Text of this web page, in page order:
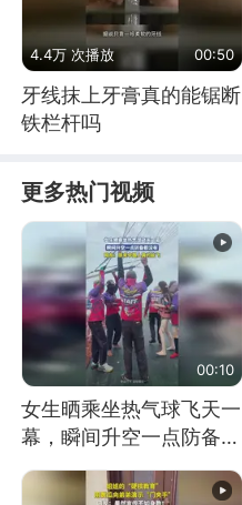
4.4万 次播放 00:50
牙线抹上牙膏真的能锯断
铁栏杆吗
更多热门视频
00:10
女生晒乘坐热气球飞天一
幕，瞬间升空一点防备都